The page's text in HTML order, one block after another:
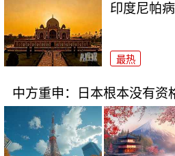
印度尼帕
最热
中方重申：日本根本没有资